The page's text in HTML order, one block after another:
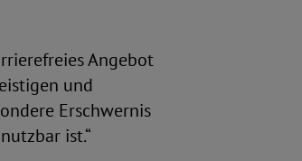
Angebot
und
Erschwernis
ist.“